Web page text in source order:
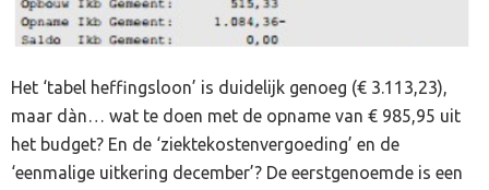
Het ‘tabel heffingsloon’ is duidelijk genoeg (€ 3.113,23),
maar dàn… wat te doen met de opname van € 985,95 uit
het budget? En de ‘ziektekostenvergoeding’ en de
‘eenmalige uitkering december’? De eerstgenoemde is een